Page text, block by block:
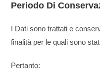
Periodo Di
I Dati sono trattati e
finalità per le quali sono
Pertanto: